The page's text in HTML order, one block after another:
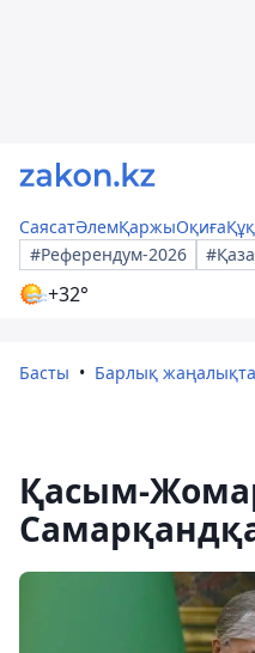
СаясатӘлемҚаржыОқиға
#Референдум-2026
+32°
Басты Барлық
Қасым-